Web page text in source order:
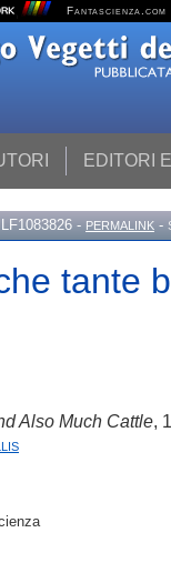
Fantascienza.com
EDITORI
- PERMALINK -
tante
Also Much Cattle,